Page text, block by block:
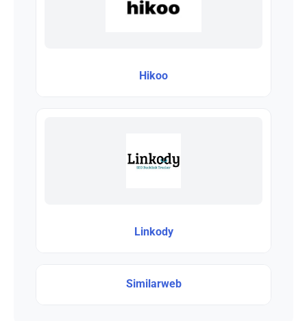
Hikoo
Linkody
Similarweb